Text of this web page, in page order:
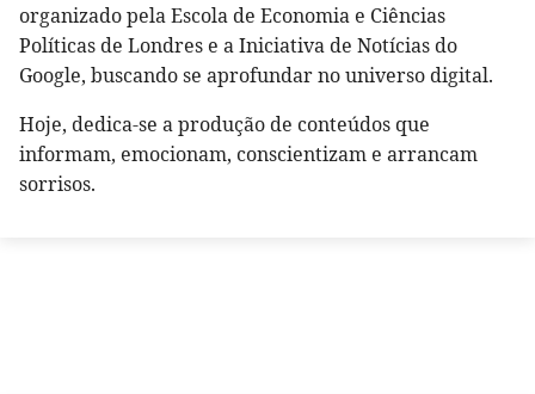
organizado pela Escola de Economia e Ciências
Políticas de Londres e a Iniciativa de Notícias do
Google, buscando se aprofundar no universo digital.
Hoje, dedica-se a produção de conteúdos que
informam, emocionam, conscientizam e arrancam
sorrisos.